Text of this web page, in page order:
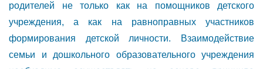
родителей не только как на помощников детского
учреждения, а как на равноправных участников
формирования детской личности. Взаимодействие
семьи и дошкольного образовательного учреждения